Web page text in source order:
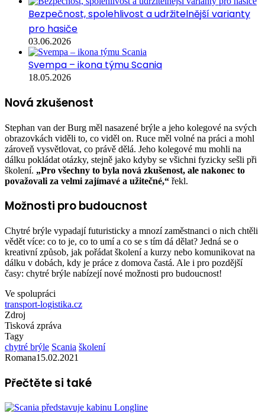
Bezpečnost, spolehlivost a udržitelnější varianty
pro hasiče
03.06.2026
Svempa – ikona týmu Scania
18.05.2026
Nová zkušenost
Stephan van der Burg měl nasazené brýle a jeho kolegové na svých
obrazovkách viděli to, co viděl on. Ruce měl volné na práci a mohl
zároveň vysvětlovat, co právě dělá. Jeho kolegové mu mohli na
dálku pokládat otázky, stejně jako kdyby se všichni fyzicky sešli při
školení. „Pro všechny to byla nová zkušenost, ale nakonec to
považovali za velmi zajímavé a užitečné,“ řekl.
Možnosti pro budoucnost
Chytré brýle vypadají futuristicky a mnozí zaměstnanci o nich chtěli
vědět více: co to je, co to umí a co se s tím dá dělat? Jedná se o
kreativní způsob, jak pořádat školení a kurzy nebo komunikovat na
dálku v dobách, kdy je práce z domova častá. Ale i pro pozdější
časy: chytré brýle nabízejí nové možnosti pro budoucnost!
Ve spolupráci
transport-logistika.cz
Zdroj
Tisková zpráva
Tagy
chytré brýle Scania školení
Romana15.02.2021
Přečtěte si také